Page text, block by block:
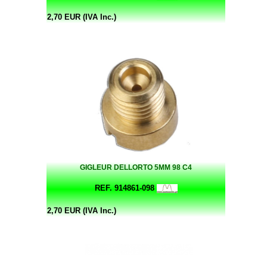
2,70 EUR (IVA Inc.)
GIGLEUR DELLORTO 5MM 98 C4
REF. 914861-098
2,70 EUR (IVA Inc.)